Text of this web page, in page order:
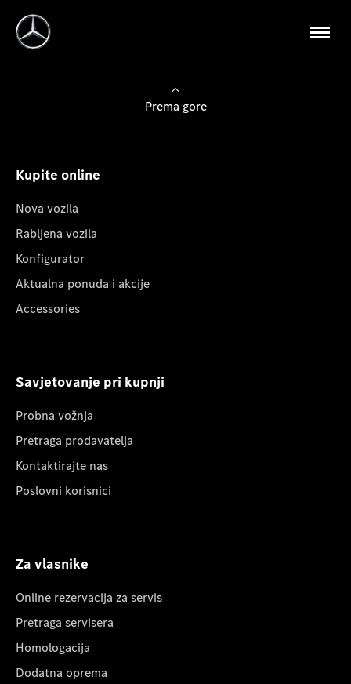
Prema gore
Kupite online
Nova vozila
Rabljena vozila
Konfigurator
Aktualna ponuda i akcije
Accessories
Savjetovanje pri kupnji
Probna vožnja
Pretraga prodavatelja
Kontaktirajte nas
Poslovni korisnici
Za vlasnike
Online rezervacija za servis
Pretraga servisera
Homologacija
Dodatna oprema